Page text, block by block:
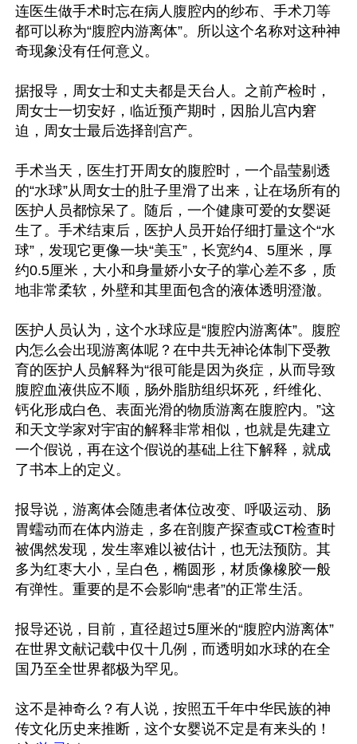
连医生做手术时忘在病人腹腔内的纱布、手术刀等
都可以称为“腹腔内游离体”。所以这个名称对这种神
奇现象没有任何意义。
据报导，周女士和丈夫都是天台人。之前产检时，
周女士一切安好，临近预产期时，因胎儿宫内窘
迫，周女士最后选择剖宫产。
手术当天，医生打开周女的腹腔时，一个晶莹剔透
的“水球”从周女士的肚子里滑了出来，让在场所有的
医护人员都惊呆了。随后，一个健康可爱的女婴诞
生了。手术结束后，医护人员开始仔细打量这个“水
球”，发现它更像一块“美玉”，长宽约4、5厘米，厚
约0.5厘米，大小和身量娇小女子的掌心差不多，质
地非常柔软，外壁和其里面包含的液体透明澄澈。
医护人员认为，这个水球应是“腹腔内游离体”。腹腔
内怎么会出现游离体呢？在中共无神论体制下受教
育的医护人员解释为“很可能是因为炎症，从而导致
腹腔血液供应不顺，肠外脂肪组织坏死，纤维化、
钙化形成白色、表面光滑的物质游离在腹腔内。”这
和天文学家对宇宙的解释非常相似，也就是先建立
一个假说，再在这个假说的基础上往下解释，就成
了书本上的定义。
报导说，游离体会随患者体位改变、呼吸运动、肠
胃蠕动而在体内游走，多在剖腹产探查或CT检查时
被偶然发现，发生率难以被估计，也无法预防。其
多为红枣大小，呈白色，椭圆形，材质像橡胶一般
有弹性。重要的是不会影响“患者”的正常生活。
报导还说，目前，直径超过5厘米的“腹腔内游离体”
在世界文献记载中仅十几例，而透明如水球的在全
国乃至全世界都极为罕见。
这不是神奇么？有人说，按照五千年中华民族的神
传文化历史来推断，这个女婴说不定是有来头的！